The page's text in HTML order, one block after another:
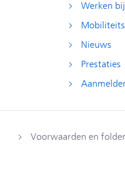
Werken
Nieuws
Prestaties
Voorwaarden en